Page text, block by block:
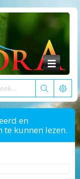
en
kunnen lezen.